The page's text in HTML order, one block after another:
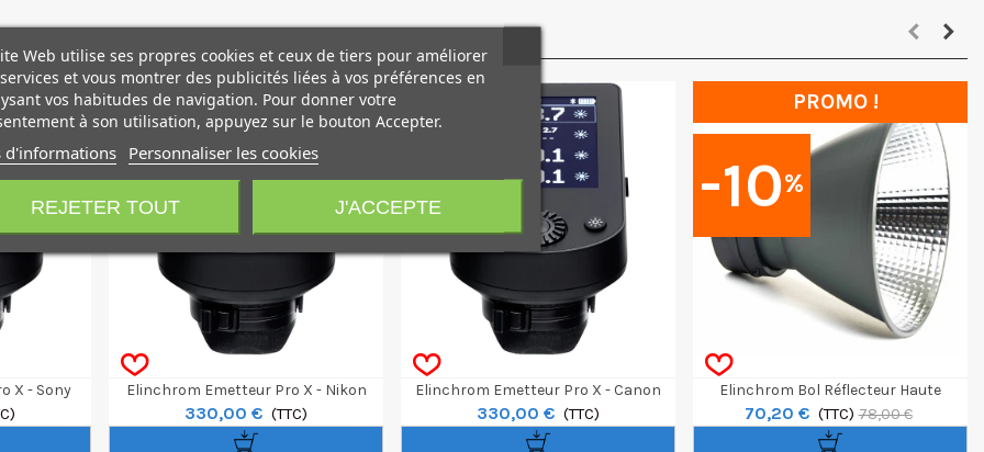
X - Sony Elinchrom Emetteur Pro X - Nikon
330,00 € (TTC)
Elinchrom Emetteur Pro X - Canon
330,00 € (TTC)
-10%
PROMO !
Elinchrom Bol Réflecteur Haute
Performance OCF
70,20 € (TTC) 78,00 €
Web utilise ses propres cookies et ceux de tiers pour améliorer
et vous montrer des publicités liées à vos préférences en
vos habitudes de navigation. Pour donner votre
à son utilisation, appuyez sur le bouton Accepter.
d'informations Personnaliser les cookies
REJETER TOUT J'ACCEPTE